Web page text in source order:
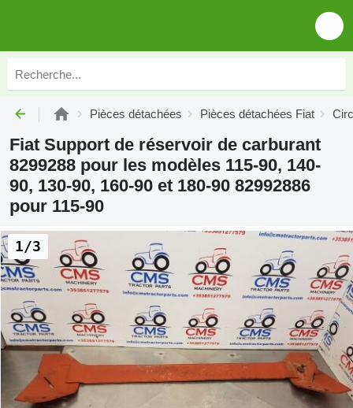
Pièces détachées Pièces détachées Fiat
Fiat Support de réservoir de carburant
8299288 pour les modèles 115-90, 140-
90, 130-90, 160-90 et 180-90 82992886
pour 115-90
1/3